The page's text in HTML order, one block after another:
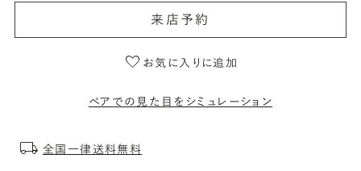
来店予約
お気に入りに追加
ペアでの見た目をシミュレーション
全国一律送料無料